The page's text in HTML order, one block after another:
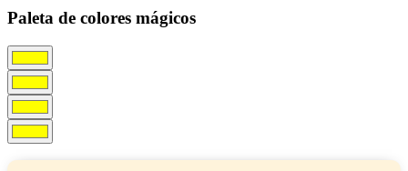
Paleta de colores mágicos